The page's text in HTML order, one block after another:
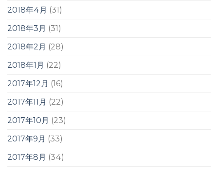
2018年4月 (31)
2018年3月 (31)
2018年2月 (28)
2018年1月 (22)
2017年12月 (16)
2017年11月 (22)
2017年10月 (23)
2017年9月 (33)
2017年8月 (34)